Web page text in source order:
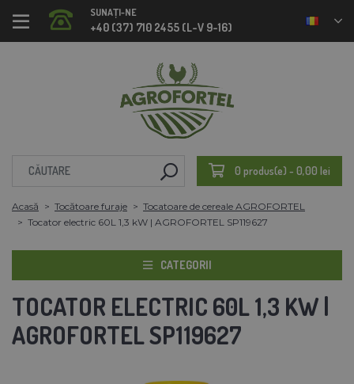
SUNAȚI-NE
+40 (37) 710 2455 (L-V 9-16)
0 produs(e) - 0,00 lei
Acasă Tocătoare furaje
Tocatoare de cereale AGROFORTEL
Tocator electric 60L 1,3 kW | AGROFORTEL SP119627
CATEGORII
TOCATOR ELECTRIC 60L 1,3 KW |
AGROFORTEL SP119627